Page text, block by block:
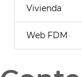
Vivienda
Web FDM